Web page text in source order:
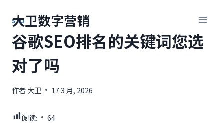
大卫数字营销
SEO
谷歌SEO排名的关键词您选
对了吗
作者大卫 17 3 月, 2026
阅读: 64